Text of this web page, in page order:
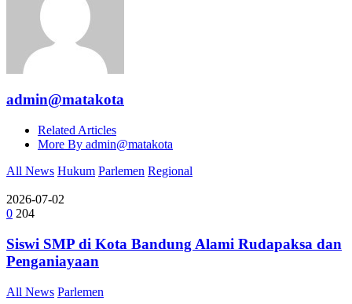
admin@matakota
Related Articles
More By admin@matakota
All News Hukum Parlemen Regional
2026-07-02
0 204
Siswi SMP di Kota Bandung Alami Rudapaksa dan
Penganiayaan
All News Parlemen